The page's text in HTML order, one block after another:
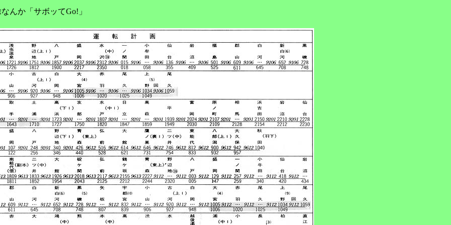
んか「サボッてGo!」